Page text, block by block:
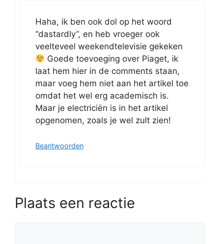
Haha, ik ben ook dol op het woord
“dastardly”, en heb vroeger ook
veelteveel weekendtelevisie gekeken
Goede toevoeging over Piaget, ik
laat hem hier in de comments staan,
maar voeg hem niet aan het artikel toe
omdat het wel erg academisch is.
Maar je electriciën is in het artikel
opgenomen, zoals je wel zult zien!
Beantwoorden
Plaats een reactie